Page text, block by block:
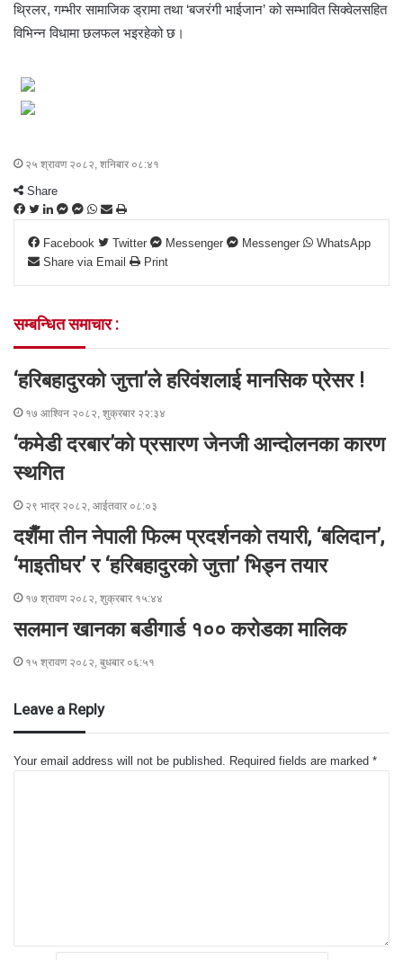
थ्रिलर, गम्भीर सामाजिक ड्रामा तथा ‘बजरंगी भाईजान’ को सम्भावित सिक्वेलसहित
विभिन्न विधामा छलफल भइरहेको छ।
२५ श्रावण २०८२, शनिबार ०८:४१
Share
F
c
e
b
o
T
i
t
t
r
L
n
k
e
I
M
s
s
e
g
M
s
s
e
g
W
a
t
s
p
S
a
r
e
i
m
i
l
i
n
t
Facebook Twitter Messenger Messenger
WhatsApp
Share via Email
Print
सम्बन्धित समाचार :
‘हरिबहादुरको जुत्ता’ले हरिवंशलाई मानसिक प्रेसर !
१७ आश्विन २०८२, शुक्रबार २२:३४
‘कमेडी दरबार’को प्रसारण जेनजी आन्दोलनका कारण
स्थगित
२९ भाद्र २०८२, आईतवार ०८:०३
दशैँमा तीन नेपाली फिल्म प्रदर्शनको तयारी, ‘बलिदान’,
‘माइतीघर’ र ‘हरिबहादुरको जुत्ता’ भिड्न तयार
१७ श्रावण २०८२, शुक्रबार १५:४४
सलमान खानका बडीगार्ड १०० करोडका मालिक
१५ श्रावण २०८२, बुधबार ०६:५१
Leave a Reply
Your email address will not be published. Required fields are marked *